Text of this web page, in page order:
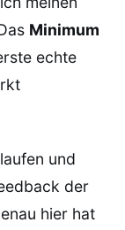
Minimum
echte
und
der
hier hat